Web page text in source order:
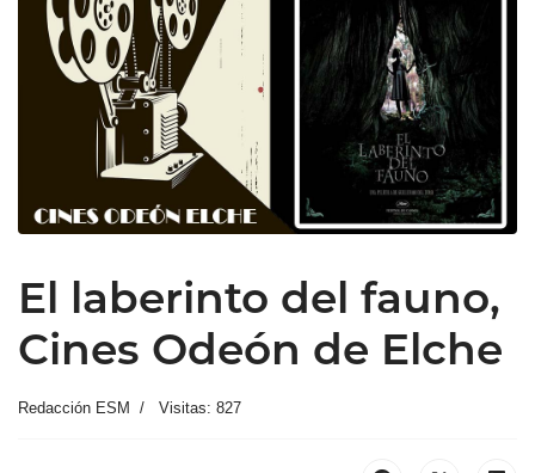
El laberinto del fauno,
Cines Odeón de Elche
Redacción ESM Visitas: 827